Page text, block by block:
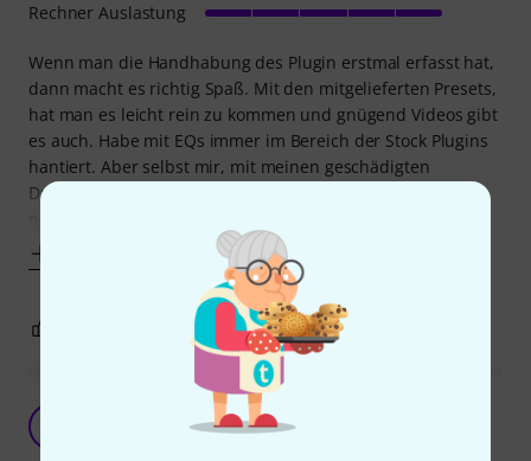
Wenn man die Handhabung des Plugin erstmal erfasst hat,
dann macht es richtig Spaß. Mit den mitgelieferten Presets,
hat man es leicht rein zu kommen und gnügend Videos gibt
es auch. Habe mit EQs immer im Bereich der Stock Plugins
hantiert. Aber selbst mir, mit meinen geschädigten
Drummerohren ( InEar gab es zu meinen wilden Zeiten
Rechner Auslastung
BEWERTUNG MELDEN
Schenzer 21.02.2018